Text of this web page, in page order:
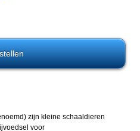
zijn kleine schaaldieren
voor